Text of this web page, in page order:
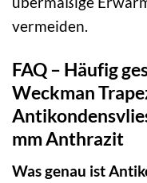
vermeiden.
FAQ – Häufig
Weckman
mm Anthrazit
Was genau ist